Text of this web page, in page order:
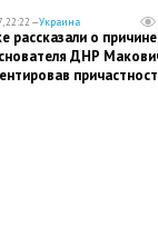
22:22 —Украина
рассказали о причине
ДНР